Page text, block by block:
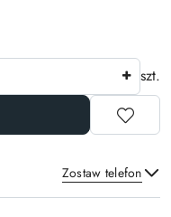
szt.
Zostaw telefon